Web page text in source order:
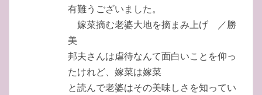
有難うございました。
嫁菜摘む老婆大地を摘まみ上げ ／勝
美
邦夫さんは虐待なんて面白いことを仰っ
たけれど、嫁菜は嫁菜
と読んで老婆はその美味しさを知ってい